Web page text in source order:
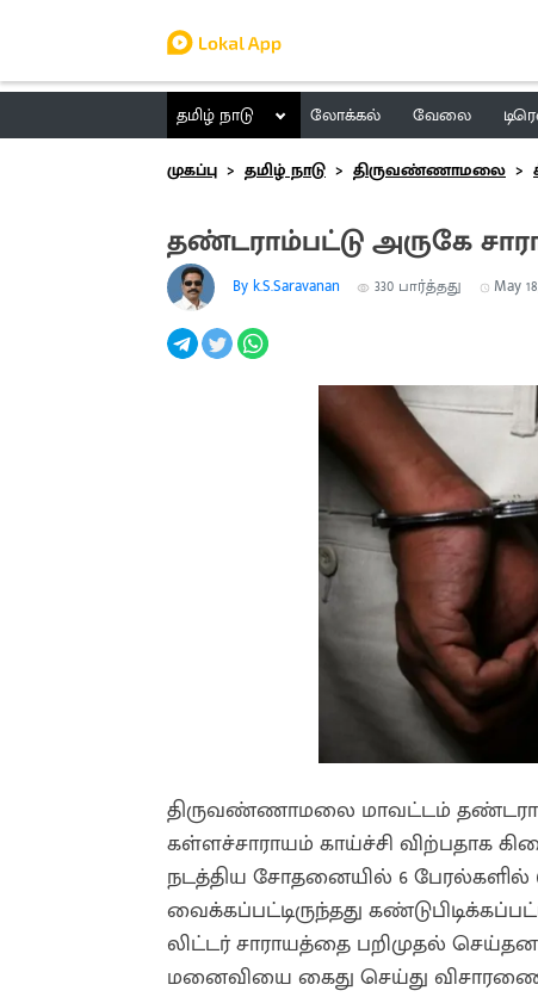
தமிழ் நாடு லோக்கல் வேலை
முகப்பு
தமிழ் நாடு திருவண்ணாமலை
தண்டராம்பட்டு அருகே
By k.S.Saravanan 330 பார்த்தது May
திருவண்ணாமலை மாவட்டம்
கள்ளச்சாராயம் காய்ச்சி விற்பதாக
நடத்திய சோதனையில் 6 பேரல்களில்
வைக்கப்பட்டிருந்தது
லிட்டர் சாராயத்தை பறிமுதல்
மனைவியை கைது செய்து